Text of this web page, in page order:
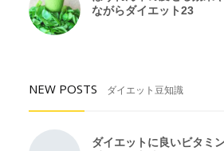
ながらダイエット23
NEW POSTS ダイエット豆知識
ダイエットに良いビタミ